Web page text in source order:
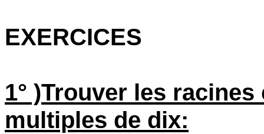
EXERCICES
1° )Trouver les
multiples de dix: